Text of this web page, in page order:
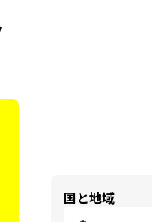
国と地域